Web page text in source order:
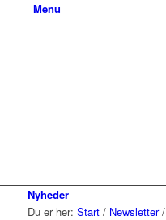
Menu
Nyheder
Du er her: Start / Newsletter /